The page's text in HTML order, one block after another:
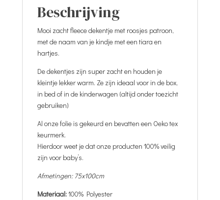
Beschrijving
Mooi zacht fleece dekentje met roosjes patroon,
met de naam van je kindje met een tiara en
hartjes.
De dekentjes zijn super zacht en houden je
kleintje lekker warm. Ze zijn ideaal voor in de box,
in bed of in de kinderwagen (altijd onder toezicht
gebruiken)
Al onze folie is gekeurd en bevatten een Oeko tex
keurmerk.
Hierdoor weet je dat onze producten 100% veilig
zijn voor baby’s.
Afmetingen: 75x100cm
Materiaal:100% Polyester